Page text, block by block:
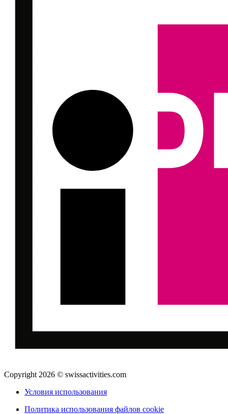
Copyright 2026 © swissactivities.com
Условия использования
Политика использования файлов cookie